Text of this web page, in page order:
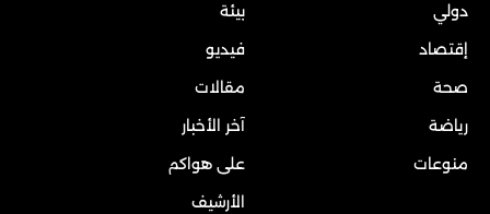
دولي
إقتصاد
صحة
رياضة
منوعات
بيئة
فيديو
مقالات
آخر الأخبار
على هواكم
الأرشيف